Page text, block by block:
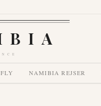
FLY NAMIBIA REJSER